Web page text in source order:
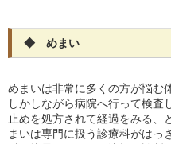
◆ めまい
めまいは非常に多くの方が悩む
しかしながら病院へ行って検査
止めを処方されて経過をみる、
まいは専門に扱う診療科がはっ